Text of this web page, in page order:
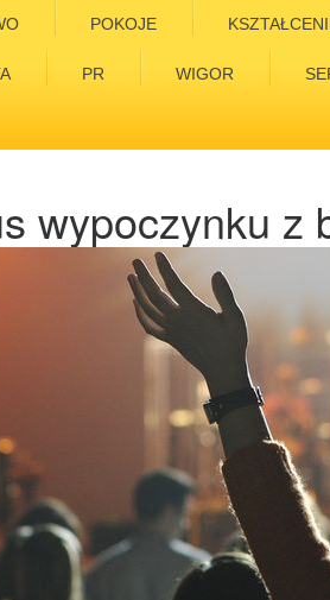
POKOJE
PR WIGOR
wypoczynku z